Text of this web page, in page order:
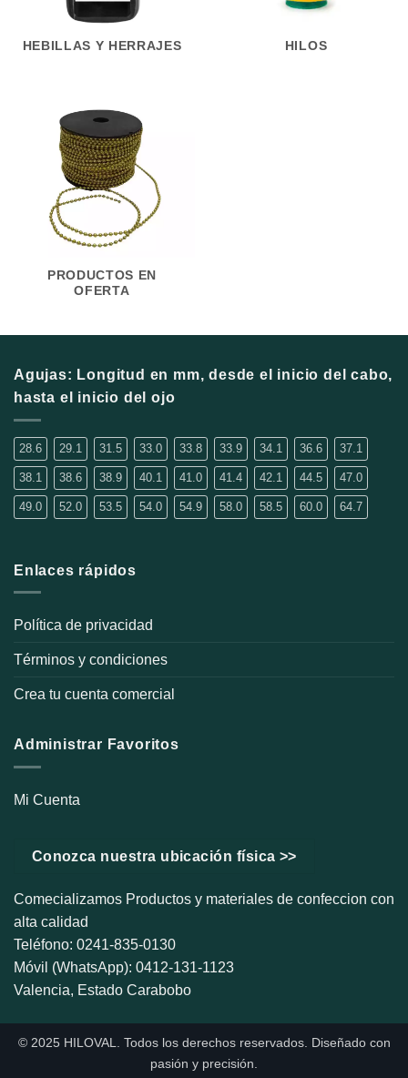
HEBILLAS Y HERRAJES HILOS
PRODUCTOS EN
OFERTA
Agujas: Longitud en mm, desde el inicio del cabo,
hasta el inicio del ojo
28.6 29.1 31.5 33.0 33.8 33.9 34.1 36.6 37.1
38.1 38.6 38.9 40.1 41.0 41.4 42.1 44.5 47.0
49.0 52.0 53.5 54.0 54.9 58.0 58.5 60.0 64.7
Enlaces rápidos
Política de privacidad
Términos y condiciones
Crea tu cuenta comercial
Administrar Favoritos
Mi Cuenta
Conozca nuestra ubicación física >>
Comecializamos Productos y materiales de confeccion con
alta calidad
Teléfono: 0241-835-0130
Móvil (WhatsApp): 0412-131-1123
Valencia, Estado Carabobo
© 2025 HILOVAL. Todos los derechos reservados. Diseñado con
pasión y precisión.